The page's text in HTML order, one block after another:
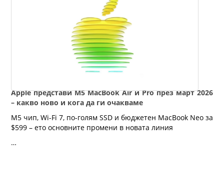
Apple представи M5 MacBook Air и Pro през март 2026
– какво ново и кога да ги очакваме
M5 чип, Wi-Fi 7, по-голям SSD и бюджетен MacBook Neo за
$599 – ето основните промени в новата линия
…